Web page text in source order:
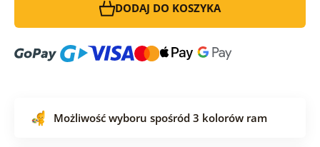
DODAJ DO KOSZYKA
Możliwość wyboru spośród 3 kolorów ram